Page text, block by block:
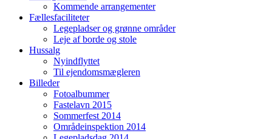
Kommende arrangementer
Fællesfaciliteter
Legepladser og grønne områder
Leje af borde og stole
Hussalg
Nyindflyttet
Til ejendomsmægleren
Billeder
Fotoalbummer
Fastelavn 2015
Sommerfest 2014
Områdeinspektion 2014